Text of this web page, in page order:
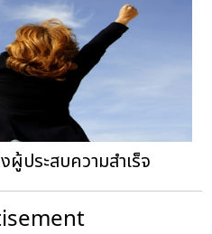
ประสบความสำเร็จ